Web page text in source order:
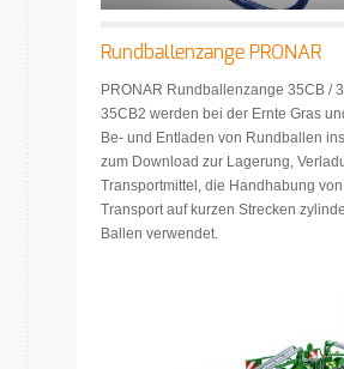
Rundballenzange PRONAR
PRONAR Rundballenzange 35CB /
35CB2 werden bei der Ernte Gras
Be- und Entladen von Rundballen
zum Download zur Lagerung,
Transportmittel, die Handhabung von
Transport auf kurzen Strecken
Ballen verwendet.